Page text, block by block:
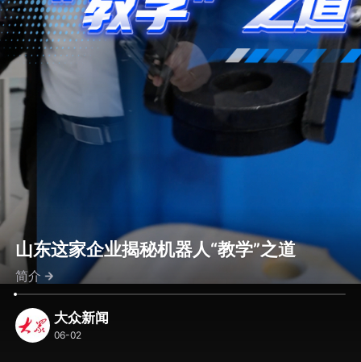
山东这家企业揭秘机器人“教学”之道
简介
大众新闻
06-02